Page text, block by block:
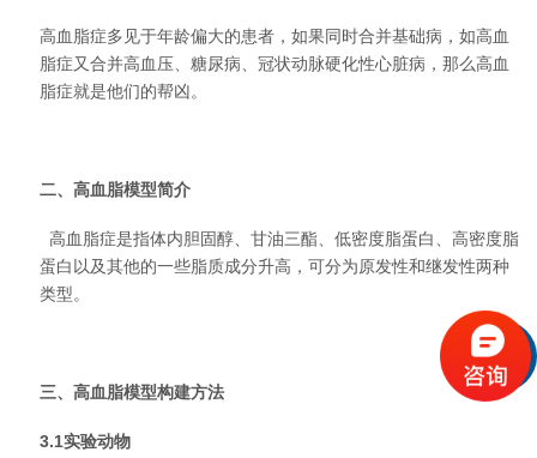
高血脂症多见于年龄偏大的患者，如果同时合并基础病，如高血
脂症又合并高血压、糖尿病、冠状动脉硬化性心脏病，那么高血
脂症就是他们的帮凶。
二、高血脂模型简介
高血脂症是指体内胆固醇、甘油三酯、低密度脂蛋白、高密度脂
蛋白以及其他的一些脂质成分升高，可分为原发性和继发性两种
类型。
三、高血脂模型构建方法
3.1实验动物